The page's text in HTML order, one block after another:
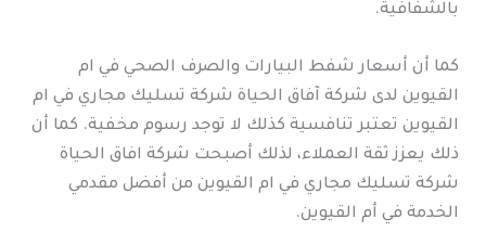
بالشفافية.
كما أن أسعار شفط البيارات والصرف الصحي في ام
القيوين لدى شركة آفاق الحياة شركة تسليك مجاري في ام
القيوين تعتبر تنافسية كذلك لا توجد رسوم مخفية. كما أن
ذلك يعزز ثقة العملاء، لذلك أصبحت شركة افاق الحياة
شركة تسليك مجاري في ام القيوين من أفضل مقدمي
الخدمة في أم القيوين.